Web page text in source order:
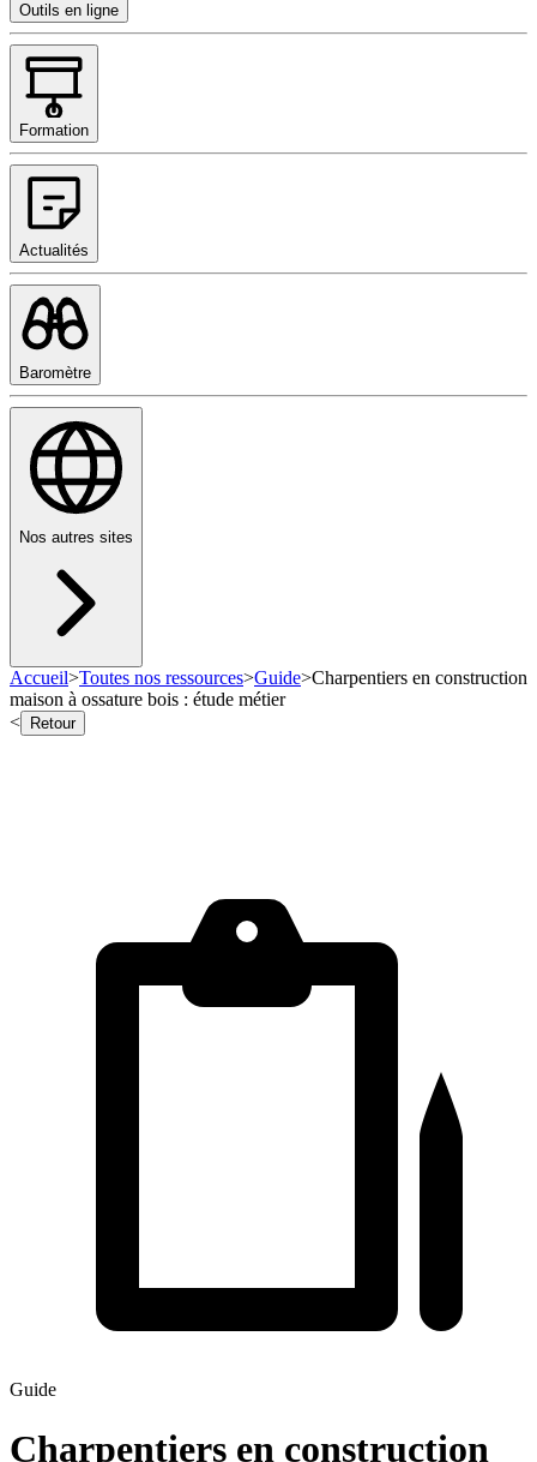
Outils en ligne
Formation
Actualités
Baromètre
Nos autres sites
Accueil>Toutes nos ressources>Guide>Charpentiers en construction
maison à ossature bois : étude métier
<
Retour
Guide
Charpentiers en construction